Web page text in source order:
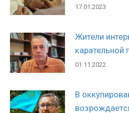
17.01.2023
Жители
карательной
01.11.2022
В